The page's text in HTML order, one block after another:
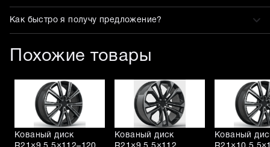
Как быстро я получу предложение?
Похожие товары
Кованый диск
Кованый диск
Кованый